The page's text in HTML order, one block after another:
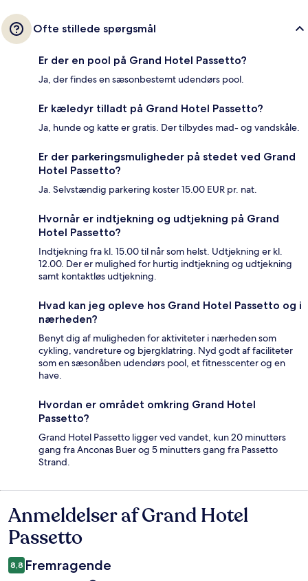
Ofte stillede spørgsmål
Er der en pool på Grand Hotel Passetto?
Ja, der findes en sæsonbestemt udendørs pool.
Er kæledyr tilladt på Grand Hotel Passetto?
Ja, hunde og katte er gratis. Der tilbydes mad- og vandskåle.
Er der parkeringsmuligheder på stedet ved Grand
Hotel Passetto?
Ja. Selvstændig parkering koster 15.00 EUR pr. nat.
Hvornår er indtjekning og udtjekning på Grand
Hotel Passetto?
Indtjekning fra kl. 15.00 til når som helst. Udtjekning er kl.
12.00. Der er mulighed for hurtig indtjekning og udtjekning
samt kontaktløs udtjekning.
Hvad kan jeg opleve hos Grand Hotel Passetto og i
nærheden?
Benyt dig af muligheden for aktiviteter i nærheden som
cykling, vandreture og bjergklatring. Nyd godt af faciliteter
som en sæsonåben udendørs pool, et fitnesscenter og en
have.
Hvordan er området omkring Grand Hotel
Passetto?
Grand Hotel Passetto ligger ved vandet, kun 20 minutters
gang fra Anconas Buer og 5 minutters gang fra Passetto
Strand.
Anmeldelser
Anmeldelser af Grand Hotel
Passetto
8,8 Fremragende